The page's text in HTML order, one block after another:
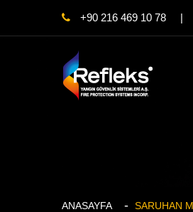
+90 216 469 10 78 |
ANASAYFA SARUHAN